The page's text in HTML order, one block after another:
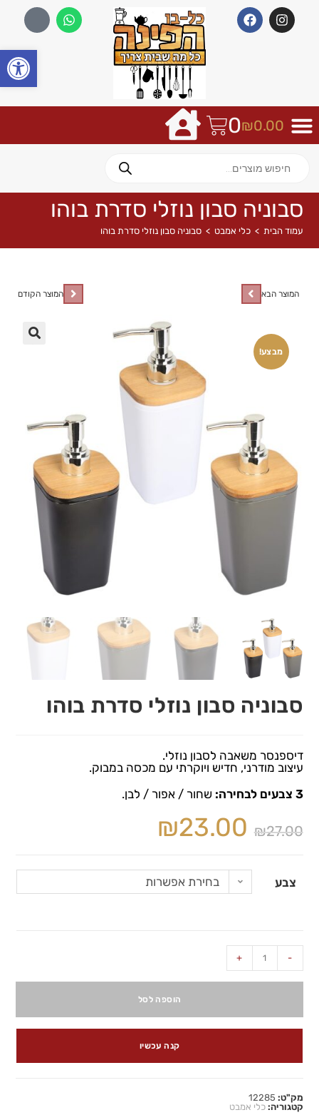
₪0.00
0
סבוניה סבון נוזלי סדרת בוהו
עמוד הבית > כלי אמבט > סבוניה סבון נוזלי סדרת בוהו
מבצע!
המוצר הקודם המוצר הבא
סבוניה סבון נוזלי סדרת בוהו
דיספנסר משאבה לסבון נוזלי.
עיצוב מודרני, חדיש ויוקרתי עם מכסה במבוק.
3 צבעים לבחירה:
שחור / אפור / לבן.
₪27.00
₪23.00
צבע בחירת אפשרות
-
+
הוספה לסל
קנה עכשיו
מק"ט: 12285
קטגוריה:כלי אמבט